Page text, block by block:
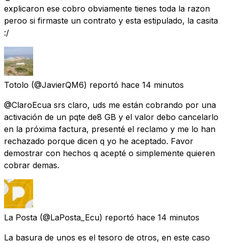
explicaron ese cobro obviamente tienes toda la razon
peroo si firmaste un contrato y esta estipulado, la casita
:/
Totolo (@JavierQM6) reportó hace 14 minutos
@ClaroEcua srs claro, uds me están cobrando por una
activación de un pqte de8 GB y el valor debo cancelarlo
en la próxima factura, presenté el reclamo y me lo han
rechazado porque dicen q yo he aceptado. Favor
demostrar con hechos q acepté o simplemente quieren
cobrar demas.
La Posta (@LaPosta_Ecu) reportó hace 14 minutos
La basura de unos es el tesoro de otros, en este caso